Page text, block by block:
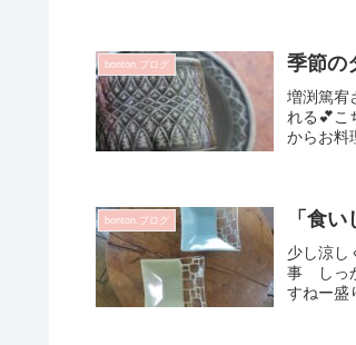
bonton.ブログ 季節の
増渕篤宥
れる💕こ
からお料
bonton.ブログ 「食
少し涼し
事 しっ
すねー